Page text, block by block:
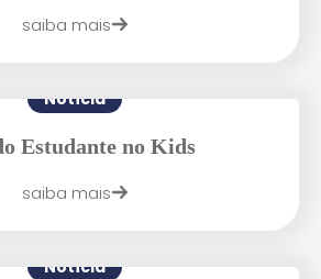
saiba mais
Notícia
Estudante no Kids
saiba mais
Notícia
uma visita